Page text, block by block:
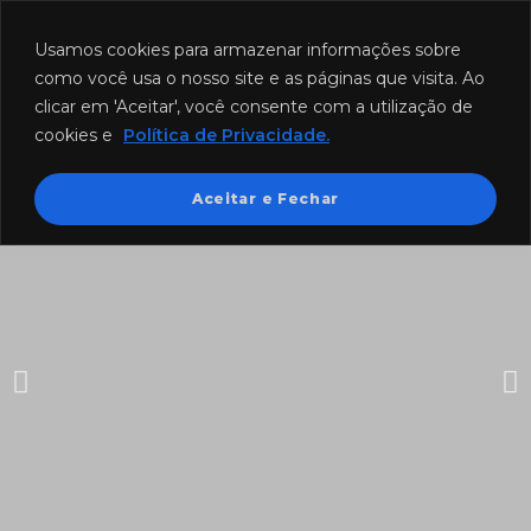
Usamos cookies para armazenar informações sobre
como você usa o nosso site e as páginas que visita. Ao
clicar em 'Aceitar', você consente com a utilização de
cookies e
Política de Privacidade.
Aceitar e Fechar